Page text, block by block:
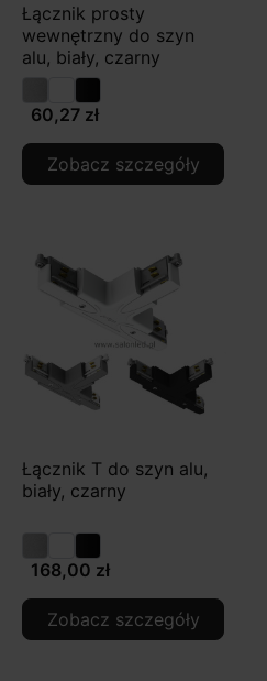
Łącznik prosty
wewnętrzny do szyn
alu, biały, czarny
60,27 zł
Zobacz szczegóły
Łącznik T do szyn alu,
biały, czarny
168,00 zł
Zobacz szczegóły